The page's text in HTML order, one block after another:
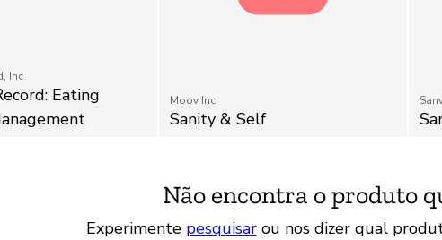
Inc
Eating
Moov Inc
Sanity & Self
Não encontra o produto
Experimente pesquisarou nos dizer qual